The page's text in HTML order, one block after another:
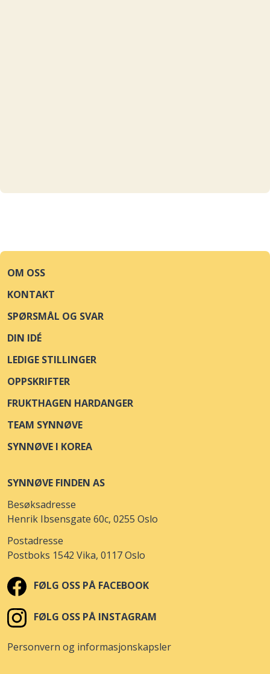
OM OSS
KONTAKT
SPØRSMÅL OG SVAR
DIN IDÉ
LEDIGE STILLINGER
OPPSKRIFTER
FRUKTHAGEN HARDANGER
TEAM SYNNØVE
SYNNØVE I KOREA
SYNNØVE FINDEN AS
Besøksadresse
Henrik Ibsensgate 60c, 0255 Oslo
Postadresse
Postboks 1542 Vika, 0117 Oslo
FØLG OSS PÅ FACEBOOK
FØLG OSS PÅ INSTAGRAM
Personvern og informasjonskapsler